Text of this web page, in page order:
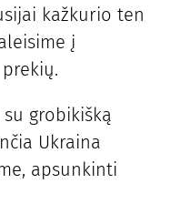
kažkurio ten
į
grobikišką
Ukraina
apsunkinti